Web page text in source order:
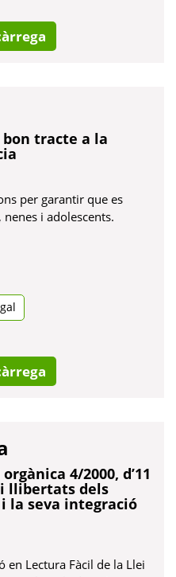
tracte a la
per garantir que es
i adolescents.
4/2000, d’11
llibertats dels
la seva integració
en Lectura Fàcil de la Llei